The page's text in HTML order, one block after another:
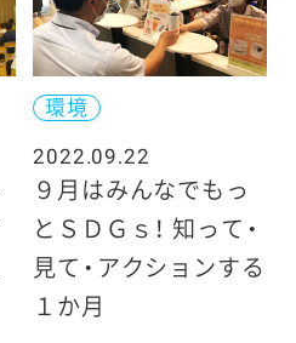
環境
2022.09.22
９月はみんなでもっ
とＳＤＧｓ！ 知って・
見て・アクションする
１か月